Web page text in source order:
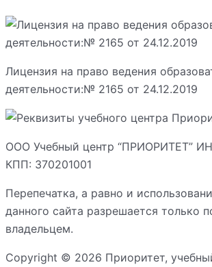
Лицензия на право ведения
деятельности:№ 2165 от 24.12.2019
ООО Учебный центр “ПРИОРИТЕТ”
КПП: 370201001
Перепечатка, а равно и
данного сайта разрешается только
владельцем.
Copyright © 2026 Приоритет,